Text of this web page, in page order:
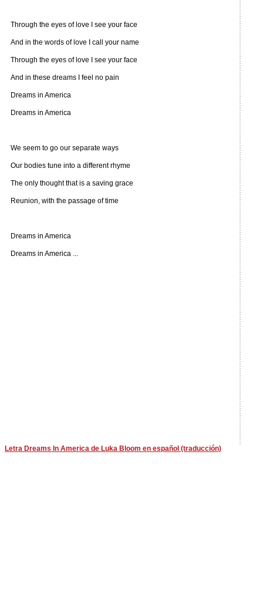
Through the eyes of love I see your face
And in the words of love I call your name
Through the eyes of love I see your face
And in these dreams I feel no pain
Dreams in America
Dreams in America
We seem to go our separate ways
Our bodies tune into a different rhyme
The only thought that is a saving grace
Reunion, with the passage of time
Dreams in America
Dreams in America ...
Letra Dreams In America de Luka Bloom en español (traducción)